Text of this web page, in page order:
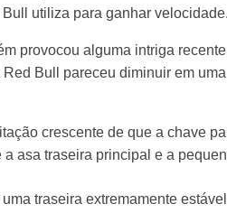
utiliza para ganhar velocidade.
provocou alguma intriga
Bull pareceu diminuir em
crescente de que a chave
a asa traseira principal e a
traseira extremamente